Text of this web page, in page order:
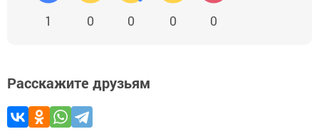
1 0 0 0 0
Расскажите друзьям